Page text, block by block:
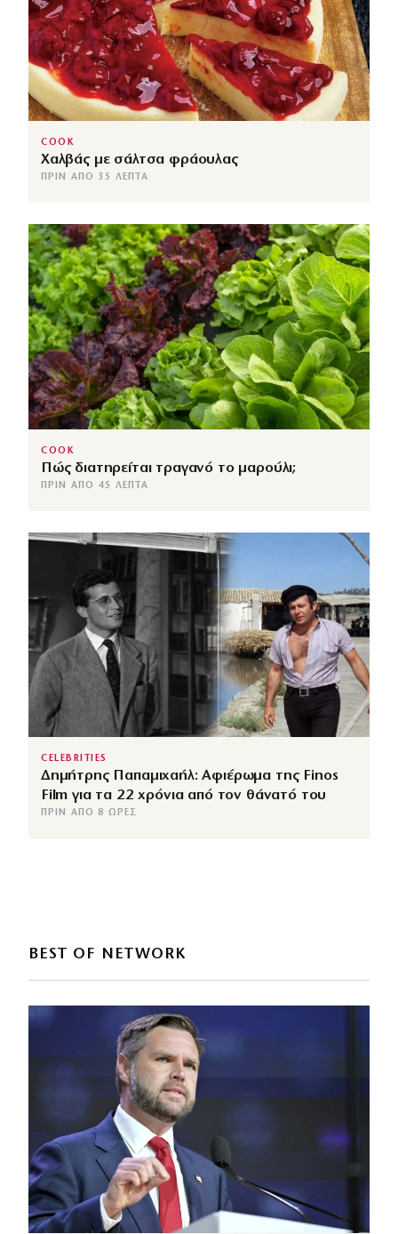
COOK
Χαλβάς με σάλτσα φράουλας
ΠΡΙΝ ΑΠΌ 35 ΛΕΠΤΆ
COOK
Πώς διατηρείται τραγανό το μαρούλι;
ΠΡΙΝ ΑΠΌ 45 ΛΕΠΤΆ
CELEBRITIES
Δημήτρης Παπαμιχαήλ: Αφιέρωμα της Finos
Film για τα 22 χρόνια από τον θάνατό του
ΠΡΙΝ ΑΠΌ 8 ΏΡΕΣ
BEST OF NETWORK